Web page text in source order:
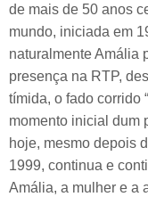
de mais de 50 anos
mundo, iniciada em
naturalmente Amália
presença na RTP,
tímida, o fado corrido
momento inicial dum
hoje, mesmo depois
1999, continua e
Amália, a mulher e a